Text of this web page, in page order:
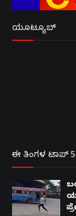
ಯೂಟ್ಯೂಬ್
ಈ ತಿಂಗಳ ಟಾಪ್ 5